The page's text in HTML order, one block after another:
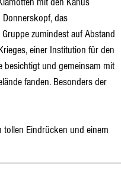
das
zumindest auf Abstand
einer Institution für den
besichtigt und gemeinsam mit
fanden. Besonders der
tollen Eindrücken und einem